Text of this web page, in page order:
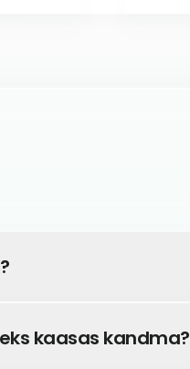
kaasas kandma?